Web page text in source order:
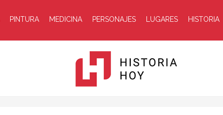
PINTURA MEDICINA PERSONAJES LUGARES HISTORIA